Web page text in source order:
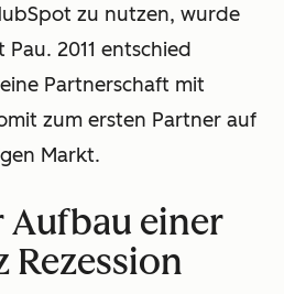
zu nutzen, wurde
2011 entschied
Partnerschaft mit
zum ersten Partner auf
Markt.
Aufbau einer